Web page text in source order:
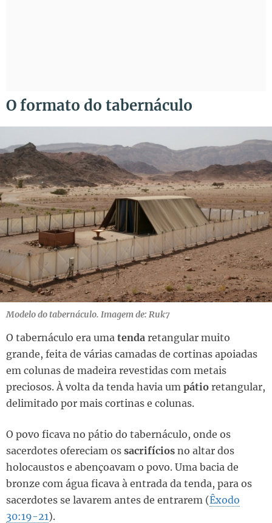
O formato do tabernáculo
Modelo do tabernáculo. Imagem de: Ruk7
O tabernáculo era uma tenda retangular muito
grande, feita de várias camadas de cortinas apoiadas
em colunas de madeira revestidas com metais
preciosos. À volta da tenda havia um pátio retangular,
delimitado por mais cortinas e colunas.
O povo ficava no pátio do tabernáculo, onde os
sacerdotes ofereciam os sacrifícios no altar dos
holocaustos e abençoavam o povo. Uma bacia de
bronze com água ficava à entrada da tenda, para os
sacerdotes se lavarem antes de entrarem (Êxodo
30:19-21).